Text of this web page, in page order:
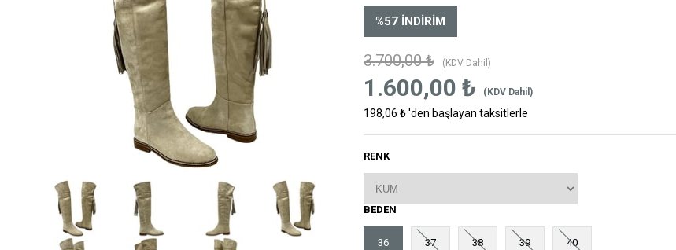
%57 İNDIRIM
3.700,00 ₺ (KDV Dahil)
1.600,00 ₺ (KDV Dahil)
198,06 ₺'den başlayan taksitlerle
RENK
BEDEN
36 37 38 39 40